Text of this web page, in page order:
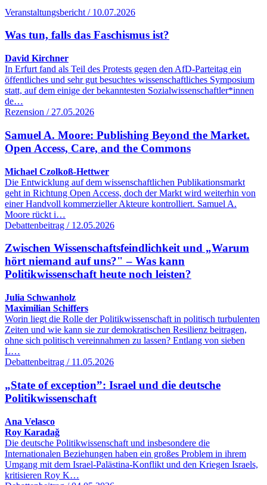
Veranstaltungsbericht / 10.07.2026
Was tun, falls das Faschismus ist?
David Kirchner
In Erfurt fand als Teil des Protests gegen den AfD-Parteitag ein
öffentliches und sehr gut besuchtes wissenschaftliches Symposium
statt, auf dem einige der bekanntesten Sozialwissenschaftler*innen
de…
Rezension / 27.05.2026
Samuel A. Moore: Publishing Beyond the Market.
Open Access, Care, and the Commons
Michael Czolkoß-Hettwer
Die Entwicklung auf dem wissenschaftlichen Publikationsmarkt
geht in Richtung Open Access, doch der Markt wird weiterhin von
einer Handvoll kommerzieller Akteure kontrolliert. Samuel A.
Moore rückt i…
Debattenbeitrag / 12.05.2026
Zwischen Wissenschaftsfeindlichkeit und „Warum
hört niemand auf uns?" – Was kann
Politikwissenschaft heute noch leisten?
Julia Schwanholz
Maximilian Schiffers
Worin liegt die Rolle der Politikwissenschaft in politisch turbulenten
Zeiten und wie kann sie zur demokratischen Resilienz beitragen,
ohne sich politisch vereinnahmen zu lassen? Entlang von sieben
L…
Debattenbeitrag / 11.05.2026
„State of exception”: Israel und die deutsche
Politikwissenschaft
Ana Velasco
Roy Karadağ
Die deutsche Politikwissenschaft und insbesondere die
Internationalen Beziehungen haben ein großes Problem in ihrem
Umgang mit dem Israel-Palästina-Konflikt und den Kriegen Israels,
kritisieren Roy K…